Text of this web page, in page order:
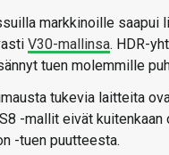
markkinoille saapui
V30-mallinsa. HDR-
tuen molemmille
tukevia laitteita
-mallit eivät
-tuen puutteesta.